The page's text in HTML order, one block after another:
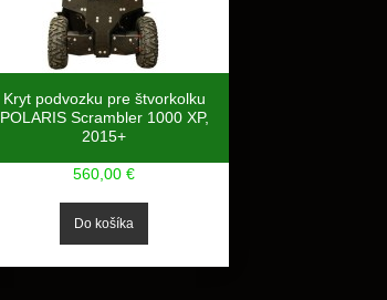
Kryt podvozku pre štvorkolku
POLARIS Scrambler 1000 XP,
2015+
560,00 €